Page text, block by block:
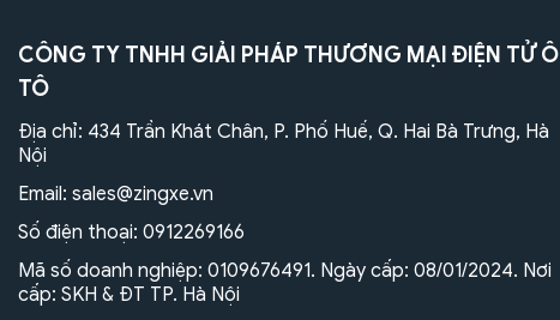
CÔNG TY TNHH GIẢI PHÁP THƯƠNG MẠI ĐIỆN TỬ Ô
TÔ
Địa chỉ: 434 Trần Khát Chân, P. Phố Huế, Q. Hai Bà Trưng, Hà
Nội
Email: sales@zingxe.vn
Số điện thoại: 0912269166
Mã số doanh nghiệp: 0109676491. Ngày cấp: 08/01/2024. Nơi
cấp: SKH & ĐT TP. Hà Nội